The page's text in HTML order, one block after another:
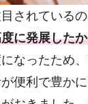
されている
に発展した
なったため
便利で豊か